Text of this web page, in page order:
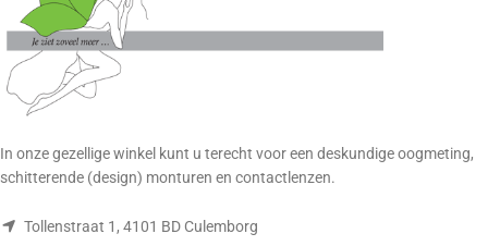
In onze gezellige winkel kunt u terecht voor een deskundige oogmeting,
schitterende (design) monturen en contactlenzen.
Tollenstraat 1, 4101 BD Culemborg